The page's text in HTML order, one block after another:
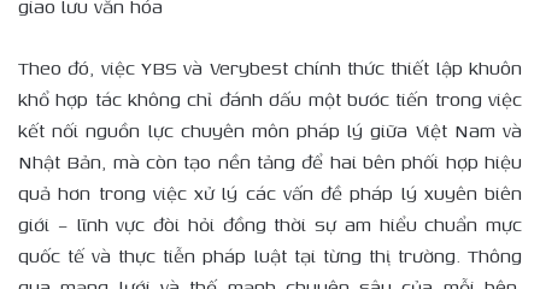
giao lưu văn hóa
Theo đó, việc YBS và Verybest chính thức thiết lập khuôn
khổ hợp tác không chỉ đánh dấu một bước tiến trong việc
kết nối nguồn lực chuyên môn pháp lý giữa Việt Nam và
Nhật Bản, mà còn tạo nền tảng để hai bên phối hợp hiệu
quả hơn trong việc xử lý các vấn đề pháp lý xuyên biên
giới – lĩnh vực đòi hỏi đồng thời sự am hiểu chuẩn mực
quốc tế và thực tiễn pháp luật tại từng thị trường. Thông